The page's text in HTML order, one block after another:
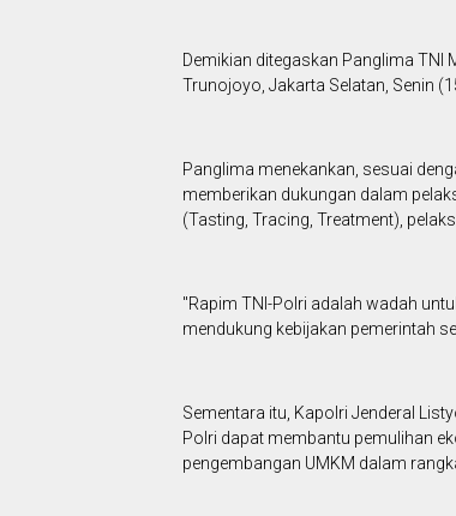
Demikian ditegaskan Panglima TNI
Trunojoyo, Jakarta Selatan, Senin
Panglima menekankan, sesuai
memberikan dukungan dalam
(Tasting, Tracing, Treatment),
"Rapim TNI-Polri adalah wadah
mendukung kebijakan pemerintah
Sementara itu, Kapolri Jenderal
Polri dapat membantu pemulihan
pengembangan UMKM dalam